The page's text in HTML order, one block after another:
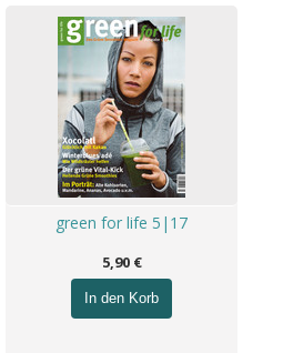
green for life 5|17
5,90 €
In den Korb